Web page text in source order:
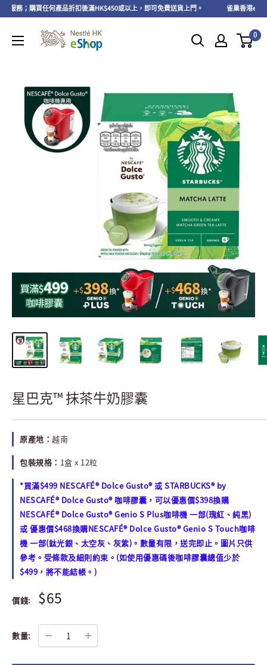
務；購買任何產品折扣後滿HK$450或以上，即可免費送貨上門。 雀巢香港
0
星巴克™ 抹茶牛奶膠囊
原產地： 越南
包裝規格： 1盒 x 12粒
*買滿$499 NESCAFÉ® Dolce Gusto® 或 STARBUCKS® by
NESCAFÉ® Dolce Gusto® 咖啡膠囊，可以優惠價$398換購
NESCAFÉ® Dolce Gusto® Genio S Plus咖啡機 一部(瑰紅、純黑)
或 優惠價$468換購NESCAFÉ® Dolce Gusto® Genio S Touch咖啡
機 一部(鈦光銀、太空灰、灰紫)。數量有限，送完即止。圖片只供
參考。受條款及細則約束。(如使用優惠碼後咖啡膠囊總值少於
$499，將不能結帳。)
價錢: $65
數量: